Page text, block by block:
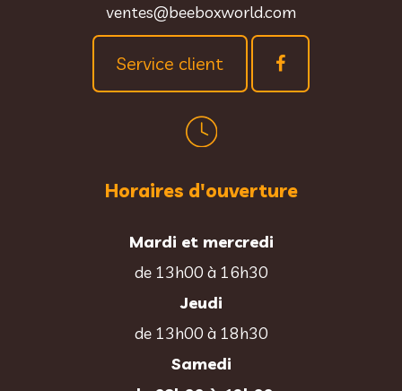
ventes@beeboxworld.com
Service client
Horaires d'ouverture
Mardi et mercredi
de 13h00 à 16h30
Jeudi
de 13h00 à 18h30
Samedi